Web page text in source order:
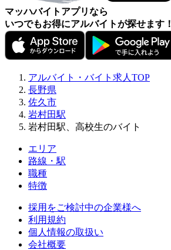
マッハバイトアプリなら
いつでもお得にアルバイトが探せます！
アルバイト・バイト求人TOP
長野県
佐久市
岩村田駅
岩村田駅、高校生のバイト
エリア
路線・駅
職種
特徴
採用をご検討中の企業様へ
利用規約
個人情報の取扱い
会社概要